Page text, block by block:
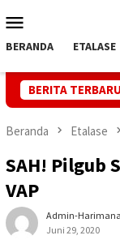
ke
kontenMobile
BERANDA ETALASE
BERITA TERBARU
PLN
Beranda Etalase
SAH! Pilgub
VAP
Admin-
Juni 29, 2020